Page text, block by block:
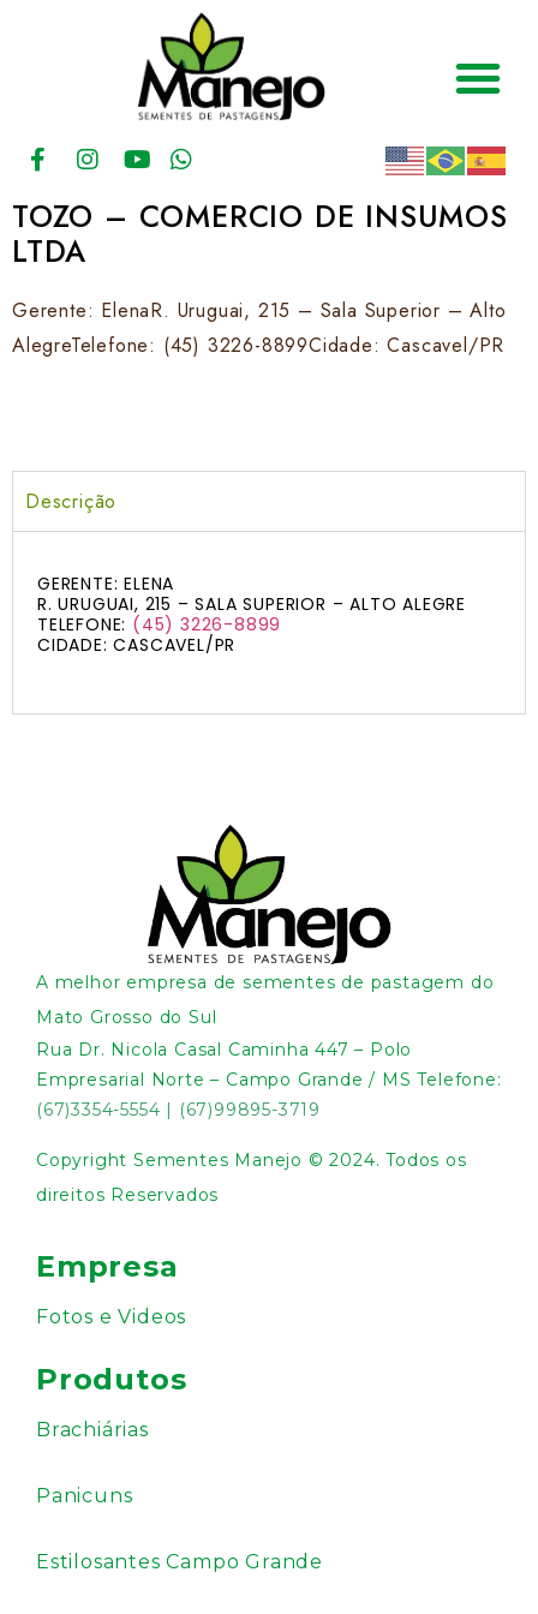
TOZO – COMERCIO DE INSUMOS
LTDA
Gerente: ElenaR. Uruguai, 215 – Sala Superior – Alto
AlegreTelefone: (45) 3226-8899Cidade: Cascavel/PR
Descrição
GERENTE: ELENA
R. URUGUAI, 215 – SALA SUPERIOR – ALTO ALEGRE
TELEFONE: (45) 3226-8899
CIDADE: CASCAVEL/PR
A melhor empresa de sementes de pastagem do
Mato Grosso do Sul
Rua Dr. Nicola Casal Caminha 447 – Polo
Empresarial Norte – Campo Grande / MS Telefone:
(67)3354-5554
(67)99895-3719
Copyright Sementes Manejo © 2024. Todos os
direitos Reservados
Empresa
Fotos e Videos
Produtos
Brachiárias
Panicuns
Estilosantes Campo Grande